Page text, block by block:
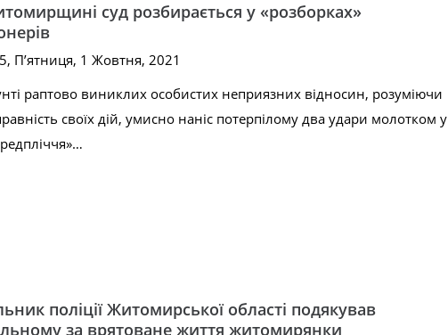
суд розбирається у «розборках»
П’ятниця, 1 Жовтня, 2021
раптово виниклих особистих неприязних відносин, розуміючи
своїх дій, умисно наніс потерпілому два удари молотком у
поліції Житомирської області подякував
за врятоване життя житомирянки